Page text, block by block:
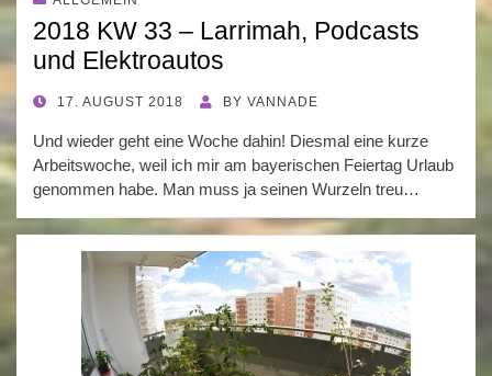
2018 KW 33 – Larrimah, Podcasts
und Elektroautos
POSTED
17. AUGUST 2018 BY VANNADE
Und wieder geht eine Woche dahin! Diesmal eine kurze
Arbeitswoche, weil ich mir am bayerischen Feiertag Urlaub
genommen habe. Man muss ja seinen Wurzeln treu…